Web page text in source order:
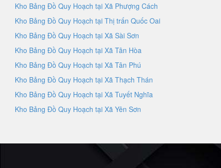
Kho Bảng Đồ Quy Hoạch tại Xã Phượng Cách
Kho Bảng Đồ Quy Hoạch tại Thị trấn Quốc Oai
Kho Bảng Đồ Quy Hoạch tại Xã Sài Sơn
Kho Bảng Đồ Quy Hoạch tại Xã Tân Hòa
Kho Bảng Đồ Quy Hoạch tại Xã Tân Phú
Kho Bảng Đồ Quy Hoạch tại Xã Thạch Thán
Kho Bảng Đồ Quy Hoạch tại Xã Tuyết Nghĩa
Kho Bảng Đồ Quy Hoạch tại Xã Yên Sơn